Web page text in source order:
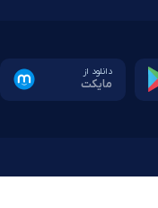
دانلود از
مایکت